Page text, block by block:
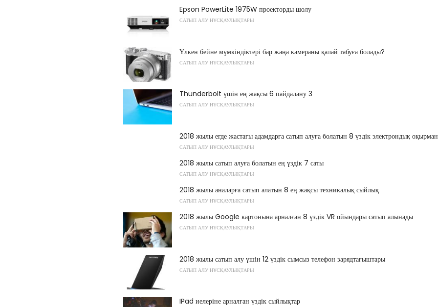
Epson PowerLite 1975W проекторды шолу
САТЫП АЛУ НҰСҚАУЛЫҚТАРЫ
Үлкен бейне мүмкіндіктері бар жаңа камераны қалай табуға болады?
САТЫП АЛУ НҰСҚАУЛЫҚТАРЫ
Thunderbolt үшін ең жақсы 6 пайдалану 3
САТЫП АЛУ НҰСҚАУЛЫҚТАРЫ
2018 жылы егде жастағы адамдарға сатып алуға болатын 8 үздік электрондық
САТЫП АЛУ НҰСҚАУЛЫҚТАРЫ
2018 жылы сатып алуға болатын ең үздік 7 саты
САТЫП АЛУ НҰСҚАУЛЫҚТАРЫ
2018 жылы аналарға сатып алатын 8 ең жақсы техникалық сыйлық
САТЫП АЛУ НҰСҚАУЛЫҚТАРЫ
2018 жылы Google картонына арналған 8 үздік VR ойындары сатып алынады
САТЫП АЛУ НҰСҚАУЛЫҚТАРЫ
2018 жылы сатып алу үшін 12 үздік сымсыз телефон зарядтағыштары
САТЫП АЛУ НҰСҚАУЛЫҚТАРЫ
IPad иелеріне арналған үздік сыйлықтар